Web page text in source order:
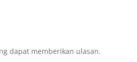
dapat memberikan ulasan.